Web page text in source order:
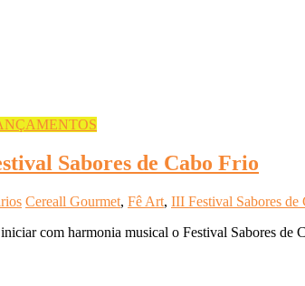
Sabores de Cabo Frio
Cereall Gourmet, Fê Art, III Festival Sabores de
com harmonia musical o Festival Sabores de